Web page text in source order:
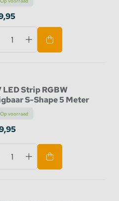
LED Strip RGBW
S-Shape 5 Meter
Op voorraad